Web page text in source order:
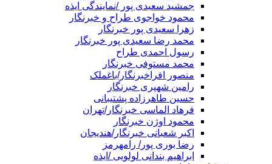
جمشید سعیدی پور /نمایندگی ایذه
محمود خواجوی طراح و خبرنگار
زهرا سعیدی پور خبرنگار
محمد رضا سعیدی پور خبرنگار
رسول احمدی طراح
محمد مستوفی خبرنگار
منصور افراخبرنگار/باغملک
رامین شهپری خبرنگار
حسین طاهرزاده پشتیبانی
فرهاد الماسی خبرنگار/تهران
محمود اوژن خبرنگار
اکبر شعبانی خبرنگار/هندیجان
رضا بوری پور/ رامهرمز
ابراهیم بندانی لولویی /ایذه